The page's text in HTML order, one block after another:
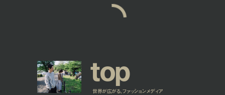
top
世界が広がる、ファッションメディア